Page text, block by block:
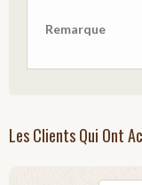
Remarque
Les Clients Qui Ont